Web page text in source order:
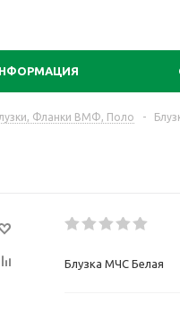
Фланки ВМФ, Поло -
Блузка МЧС Белая